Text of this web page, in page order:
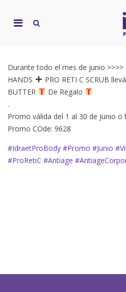
contentPrimary
Show
Durante todo el mes de junio >>>>
HANDS
PRO RETI C SCRUB
BUTTER
De Regalo
.
Promo válida del 1 al 30 de Junio
Promo COde: 9628
#IdraetProBody #Promo #Junio
#ProRetiC #Antiage
entradas